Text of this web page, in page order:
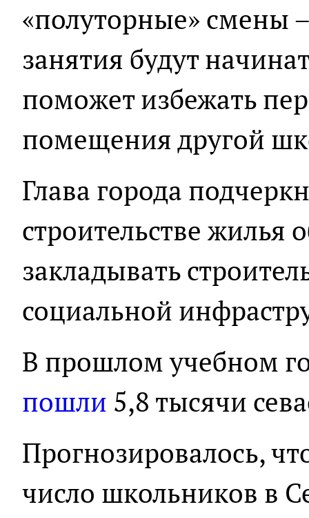
«полуторные» смены
занятия будут
поможет избежать
помещения другой
Глава города
строительстве жилья
закладывать
социальной
В прошлом учебном
пошли 5,8 тысячи
Прогнозировалось,
число школьников в